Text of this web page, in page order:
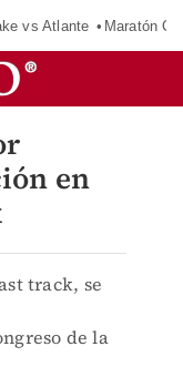
vs Atlante Maratón
en
track, se
de la